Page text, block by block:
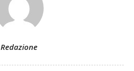
Redazione